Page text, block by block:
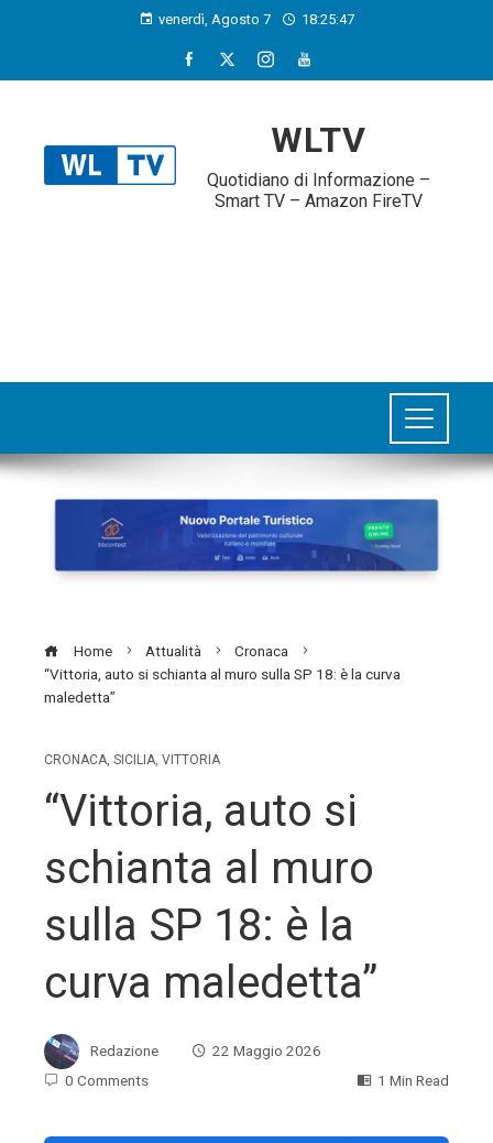
venerdì, Agosto 7 18:25:48
WLTV
Quotidiano di Informazione –
Smart TV – Amazon FireTV
Home Attualità
Cronaca
“Vittoria, auto si schianta al muro sulla SP 18: è la curva
maledetta”
CRONACA, SICILIA, VITTORIA
“Vittoria, auto si
schianta al muro
sulla SP 18: è la
curva maledetta”
Redazione
22 Maggio 2026
0 Comments
1 Min Read